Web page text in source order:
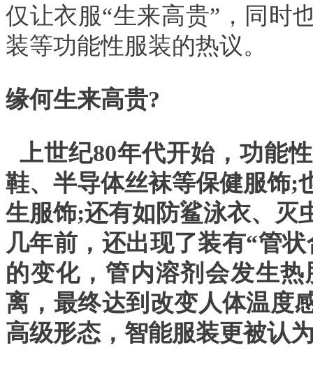
仅让衣服“生来高贵”，同时
装等功能性服装的热议。
缘何生来高贵?
上世纪80年代开始，功能
鞋、半导体丝袜等保健服饰;
生服饰;还有如防鲨泳衣、灭
几年前，还出现了装有“管
的变化，管内溶剂会发生
离，最终达到改变人体温度
高级形态，智能服装更被认